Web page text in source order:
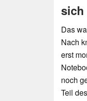
sich
Das
Nach
erst
noch
Teil